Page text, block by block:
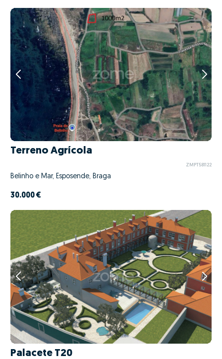
Terreno Agrícola
ZMPT581122
Belinho e Mar, Esposende, Braga
30.000 €
Palacete T20